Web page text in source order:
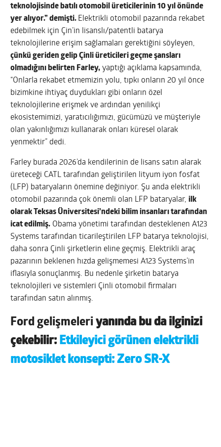
teknolojisinde batılı otomobil üreticilerinin 10 yıl önünde
yer alıyor.” demişti. Elektrikli otomobil pazarında rekabet
edebilmek için Çin’in lisanslı/patentli batarya
teknolojilerine erişim sağlamaları gerektiğini söyleyen,
çünkü geriden gelip Çinli üreticileri geçme şansları
olmadığını belirten Farley, yaptığı açıklama kapsamında,
“Onlarla rekabet etmemizin yolu, tıpkı onların 20 yıl önce
bizimkine ihtiyaç duydukları gibi onların özel
teknolojilerine erişmek ve ardından yenilikçi
ekosistemimizi, yaratıcılığımızı, gücümüzü ve müşteriyle
olan yakınlığımızı kullanarak onları küresel olarak
yenmektir” dedi.
Farley burada 2026’da kendilerinin de lisans satın alarak
üreteceği CATL tarafından geliştirilen lityum iyon fosfat
(LFP) bataryaların önemine değiniyor. Şu anda elektrikli
otomobil pazarında çok önemli olan LFP bataryalar,ilk
olarak Teksas Üniversitesi’ndeki bilim insanları tarafından
icat edilmiş. Obama yönetimi tarafından desteklenen A123
Systems tarafından ticarileştirilen LFP batarya teknolojisi,
daha sonra Çinli şirketlerin eline geçmiş. Elektrikli araç
pazarının beklenen hızda gelişmemesi A123 Systems’in
iflasıyla sonuçlanmış. Bu nedenle şirketin batarya
teknolojileri ve sistemleri Çinli otomobil firmaları
tarafından satın alınmış.
Ford gelişmeleriyanında bu da ilginizi
çekebilir: Etkileyici görünen elektrikli
motosiklet konsepti: Zero SR-X